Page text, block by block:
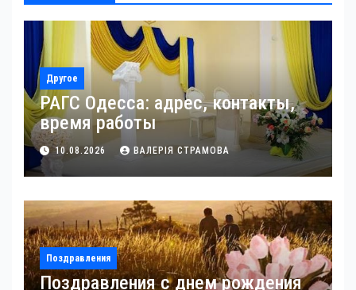
Другое
РАГС Одесса: адрес, контакты,
время работы
10.08.2026 ВАЛЕРІЯ СТРАМОВА
Поздравления
Поздравления с днем рождения